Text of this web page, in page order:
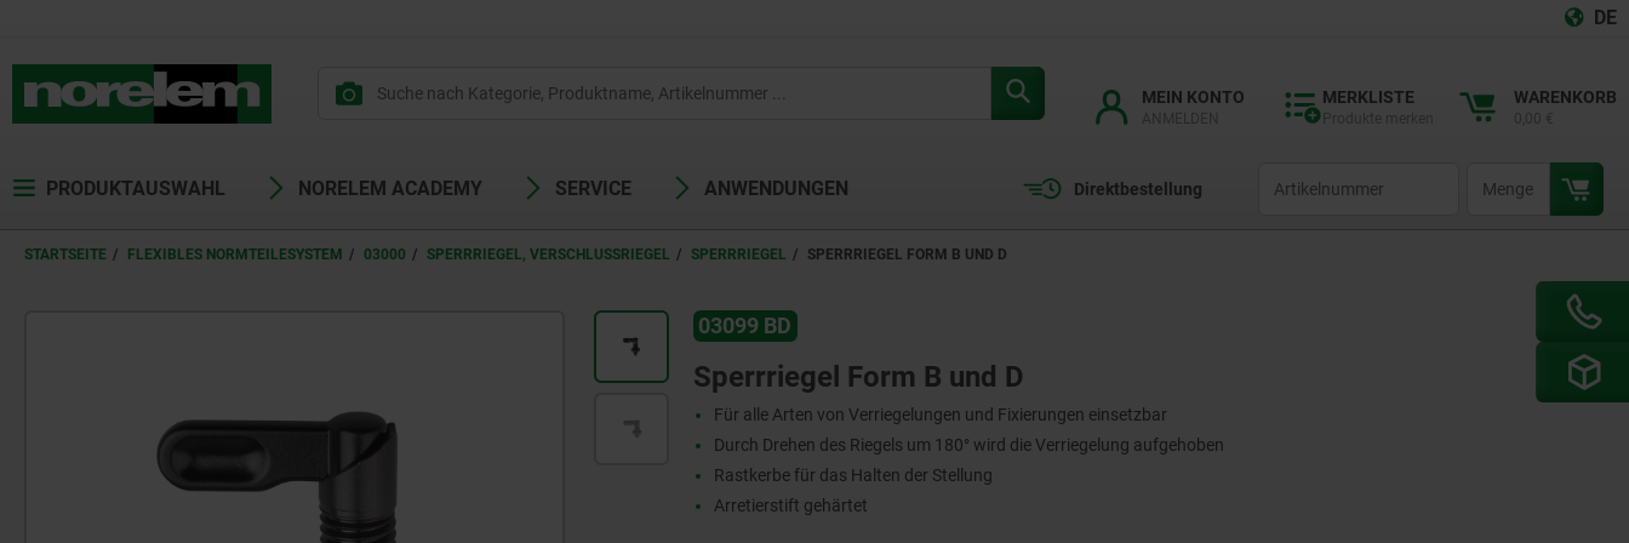
DE
MEIN KONTO MERKLISTE WARENKORB
PRODUKTAUSWAHL NORELEM ACADEMY SERVICE ANWENDUNGEN Direktbestellung
STARTSEITE FLEXIBLES NORMTEILESYSTEM 03000 SPERRRIEGEL, VERSCHLUSSRIEGEL SPERRRIEGEL SPERRRIEGEL FORM B UND D
03099 BD
Sperrriegel Form B und D
Für alle Arten von Verriegelungen und Fixierungen einsetzbar
Durch Drehen des Riegels um 180° wird die Verriegelung aufgehoben
Rastkerbe für das Halten der Stellung
Arretierstift gehärtet